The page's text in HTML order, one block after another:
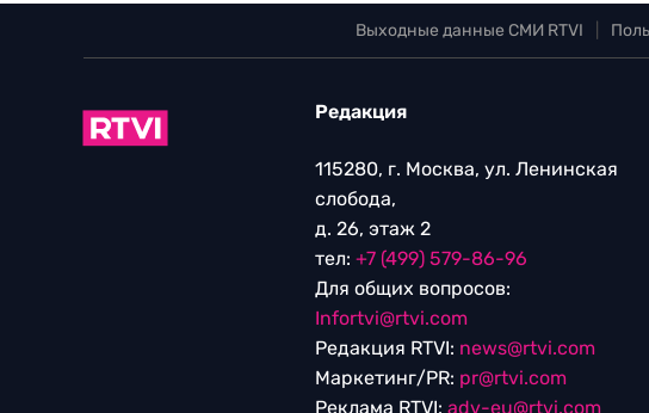
Выходные данные СМИ RTVI
Редакция
115280, г. Москва, ул. Ленинская
слобода,
д. 26, этаж 2
тел: +7 (499) 579-86-96
Для общих вопросов:
Infortvi@rtvi.com
Редакция RTVI: news@rtvi.com
Маркетинг/PR: pr@rtvi.com
Реклама RTVI: adv-eu@rtvi.com